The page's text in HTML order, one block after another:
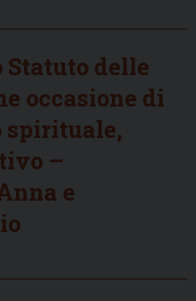
delle
occasione di
spirituale,
–
e